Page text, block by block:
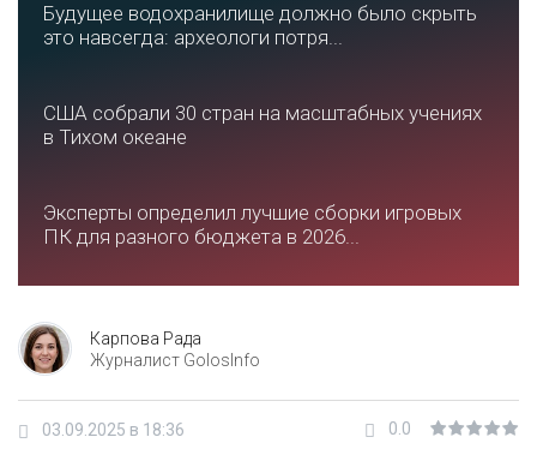
Будущее водохранилище должно было скрыть
это навсегда: археологи потря...
США собрали 30 стран на масштабных учениях
в Тихом океане
Эксперты определил лучшие сборки игровых
ПК для разного бюджета в 2026...
Карпова Рада
Журналист GolosInfo
03.09.2025 в 18:36 0.0